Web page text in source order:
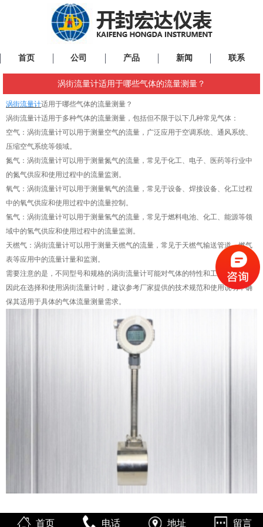
首页 公司 产品 新闻 联系
涡街流量计适用于哪些气体的流量测量？
涡街流量计适用于哪些气体的流量测量？
涡街流量计适用于多种气体的流量测量，包括但不限于以下几种常见气体：
空气：涡街流量计可以用于测量空气的流量，广泛应用于空调系统、通风系统、
压缩空气系统等领域。
氮气：涡街流量计可以用于测量氮气的流量，常见于化工、电子、医药等行业中
的氮气供应和使用过程中的流量监测。
氧气：涡街流量计可以用于测量氧气的流量，常见于设备、焊接设备、化工过程
中的氧气供应和使用过程中的流量控制。
氢气：涡街流量计可以用于测量氢气的流量，常见于燃料电池、化工、能源等领
域中的氢气供应和使用过程中的流量监测。
天橪气：涡街流量计可以用于测量天橪气的流量，常见于天橪气输送管道、燃气
表等应用中的流量计量和监测。
需要注意的是，不同型号和规格的涡街流量计可能对气体的特性和工况有要求，
因此在选择和使用涡街流量计时，建议参考厂家提供的技术规范和使用说明，确
保其适用于具体的气体流量测量需求。
首页 电话 地址 留言